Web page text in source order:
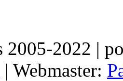
2022 |
| Webmaster: